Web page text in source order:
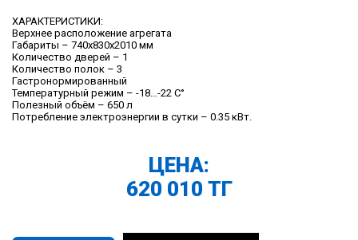
ХАРАКТЕРИСТИКИ:
Верхнее расположение агрегата
Габариты – 740х830х2010 мм
Количество дверей – 1
Количество полок – 3
Гастронормированный
Температурный режим – -18…-22 C°
Полезный объём – 650 л
Потребление электроэнергии в сутки – 0.35 кВт.
ЦЕНА:
620 010 ТГ